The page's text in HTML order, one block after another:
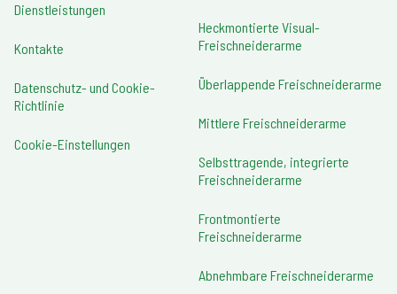
Dienstleistungen
Kontakte
Datenschutz- und Cookie-
Richtlinie
Cookie-Einstellungen
Heckmontierte Visual-
Freischneiderarme
Überlappende Freischneiderarme
Mittlere Freischneiderarme
Selbsttragende, integrierte
Freischneiderarme
Frontmontierte
Freischneiderarme
Abnehmbare Freischneiderarme